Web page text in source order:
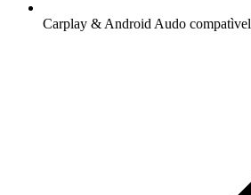
Carplay & Android Audo compatìvel